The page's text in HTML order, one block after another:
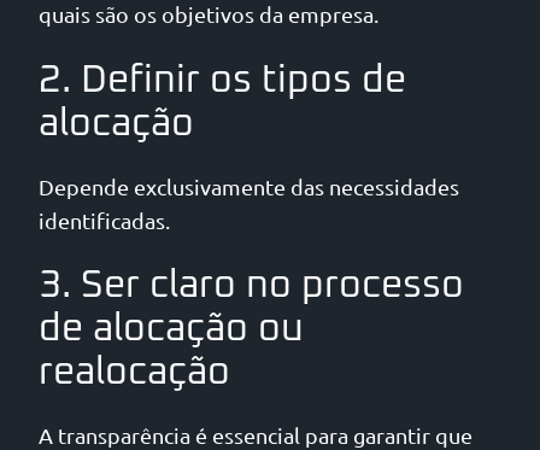
quais são os objetivos da empresa.
2. Definir os tipos de
alocação
Depende exclusivamente das necessidades
identificadas.
3. Ser claro no processo
de alocação ou
realocação
A transparência é essencial para garantir que